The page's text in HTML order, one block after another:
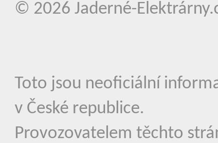
© 2026 Jaderné-
Toto jsou neoficiální
v České republice.
Provozovatelem těchto